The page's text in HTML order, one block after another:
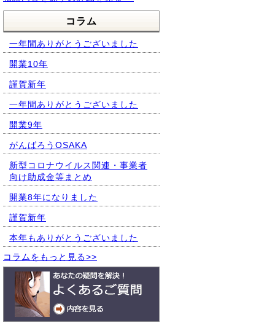
コラム
一年間ありがとうございました
開業10年
謹賀新年
一年間ありがとうございました
開業9年
がんばろうOSAKA
新型コロナウイルス関連・事業者
向け助成金等まとめ
開業8年になりました
謹賀新年
本年もありがとうございました
コラムをもっと見る>>